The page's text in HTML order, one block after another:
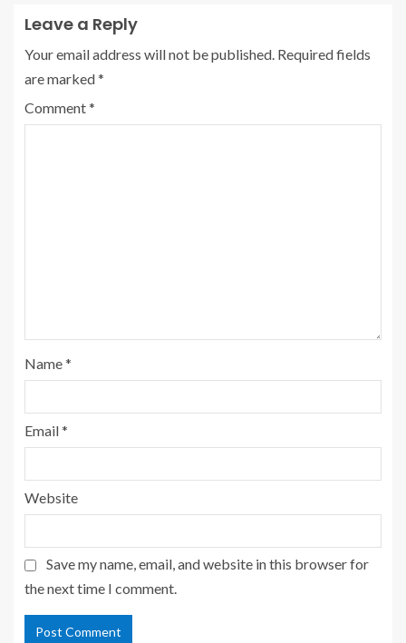
Leave a Reply
Your email address will not be published. Required fields
are marked*
Comment*
Name*
Email*
Website
Save my name, email, and website in this browser for
the next time I comment.